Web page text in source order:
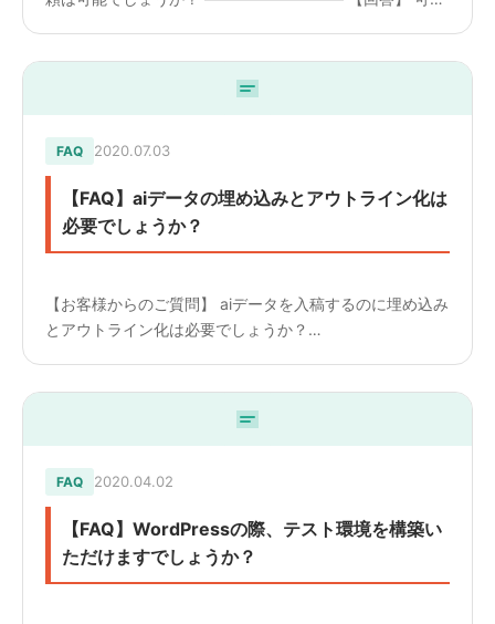
FAQ 2020.07.03
【FAQ】aiデータの埋め込みとアウトライン化は
必要でしょうか？
【お客様からのご質問】 aiデータを入稿するのに埋め込み
とアウトライン化は必要でしょうか？
FAQ 2020.04.02
【FAQ】WordPressの際、テスト環境を構築い
ただけますでしょうか？